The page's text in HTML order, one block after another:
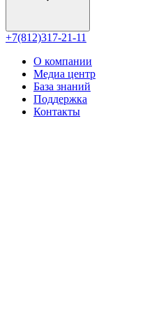
+7(812)317-21-11
О компании
Медиа центр
База знаний
Поддержка
Контакты